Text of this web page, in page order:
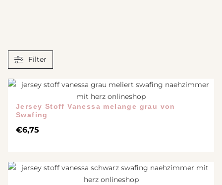
Filter
Jersey Stoff Vanessa melange grau von
Swafing
€6,75